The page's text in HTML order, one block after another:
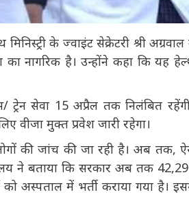
के ज्वाइंट सेक्रेटरी श्री अग्रवाल ने
नागरिक है। उन्होंने कहा कि यह हेल्थ
ट्रेन सेवा 15 अप्रैल तक निलंबित रहेंगी।
वीजा मुक्त प्रवेश जारी रहेगा।
की जांच की जा रही है। अब तक, ऐसे
ने बताया कि सरकार अब तक 42,296
अस्पताल में भर्ती कराया गया है। इसमें